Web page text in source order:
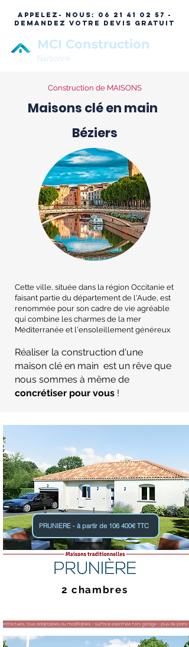
APPELEZ- NOUS:
06 21 41 02 57 -
DEMANDEZ VOTRE DEVIS GRATUIT
MCI Construction
Narbonne
Construction de MAISONS
Maisons clé en main
Béziers
Cette ville, située dans la région Occitanie et
faisant partie du département de l'Aude, est
renommée pour son cadre de vie agréable
qui combine les charmes de la mer
Méditerranée et l'ensoleillement généreux
Réaliser la construction d'une
maison clé en main est un rêve que
nous sommes à même de
concrétiser pour vous !
PRUNIERE - à partir de 106 400€ TTC
2 chambres